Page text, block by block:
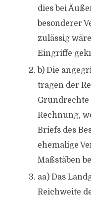
dies bei
besonderer
zulässig
Eingriffe
b) Die
tragen der
Rechnung,
Briefs des
ehemalige
Maßstäben
aa) Das
Reichweite